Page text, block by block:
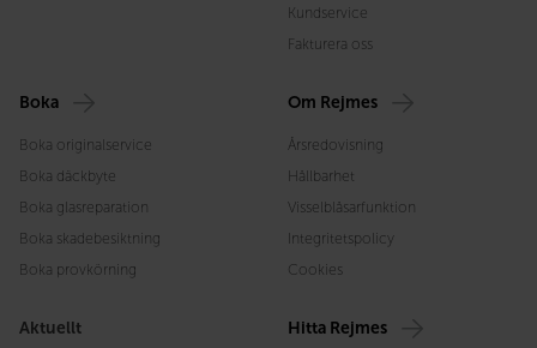
Kundservice
Fakturera oss
Boka
Boka originalservice
Boka däckbyte
Boka glasreparation
Boka skadebesiktning
Boka provkörning
Om Rejmes
Årsredovisning
Hållbarhet
Visselblåsarfunktion
Integritetspolicy
Cookies
Aktuellt Hitta Rejmes